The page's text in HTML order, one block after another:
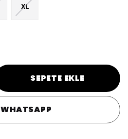
XL
SEPETE EKLE
WHATSAPP